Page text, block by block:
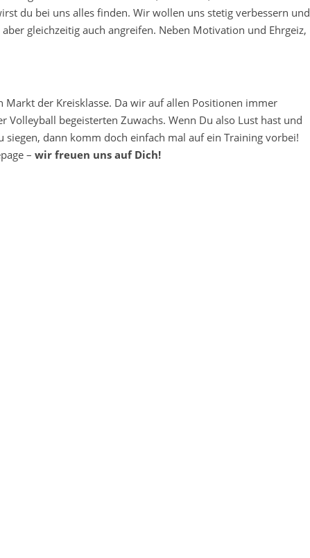
du bei uns alles finden. Wir wollen uns stetig verbessern und
gleichzeitig auch angreifen. Neben Motivation und Ehrgeiz,
der Kreisklasse. Da wir auf allen Positionen immer
begeisterten Zuwachs. Wenn Du also Lust hast und
dann komm doch einfach mal auf ein Training vorbei!
– wir freuen uns auf Dich!